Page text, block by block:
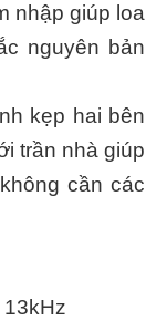
nhập giúp loa
nguyên bản
kẹp hai bên
trần nhà giúp
cần các